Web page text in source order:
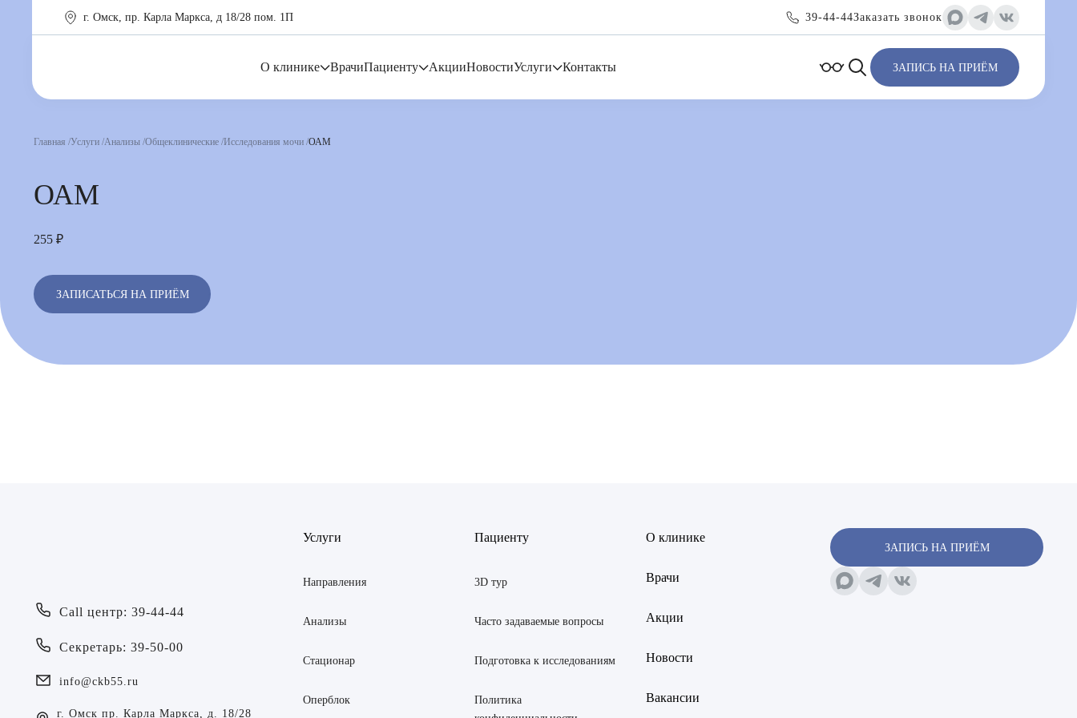
г. Омск, пр. Карла Маркса, д 18/28 пом. 1П 39-44-44Заказать звонок
О клинике ВрачиПациенту АкцииНовостиУслуги Контакты ЗАПИСЬ НА ПРИЁМ
Главная Услуги Анализы Общеклинические Исследования мочи ОАМ
ОАМ
255 ₽
ЗАПИСАТЬСЯ НА ПРИЁМ
Call центр: 39-44-44
Секретарь: 39-50-00
info@ckb55.ru
г. Омск пр. Карла Маркса, д. 18/28
Услуги
Направления
Анализы
Стационар
Оперблок
Пациенту
3D тур
Часто задаваемые вопросы
Подготовка к исследованиям
Политика
О клинике
Врачи
Акции
Новости
Вакансии
ЗАПИСЬ НА ПРИЁМ
Батяева Екатерина Анатольевна
Билер Янина Ариановна
Богаевская Марина Викторовна